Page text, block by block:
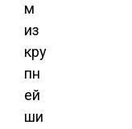
м
из
кру
пн
ей
ши